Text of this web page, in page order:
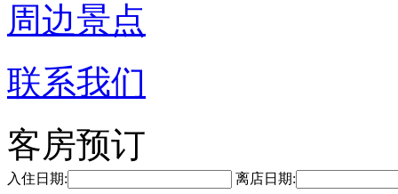
周边景点
联系我们
客房预订
入住日期: 离店日期: